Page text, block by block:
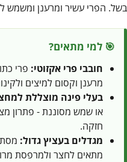
בשל. הפרי עשיר ומרענן ומשמש
🎯 למי מתאים?
חובבי פרי אקזוטי: פרי
מרענן וקסום למיצים
בעלי פינה מוצללת
או שמש מסוננת - פתרון
חזקה.
מגדלים בעציץ גדול:
מתאים לחצר ולמרפסת